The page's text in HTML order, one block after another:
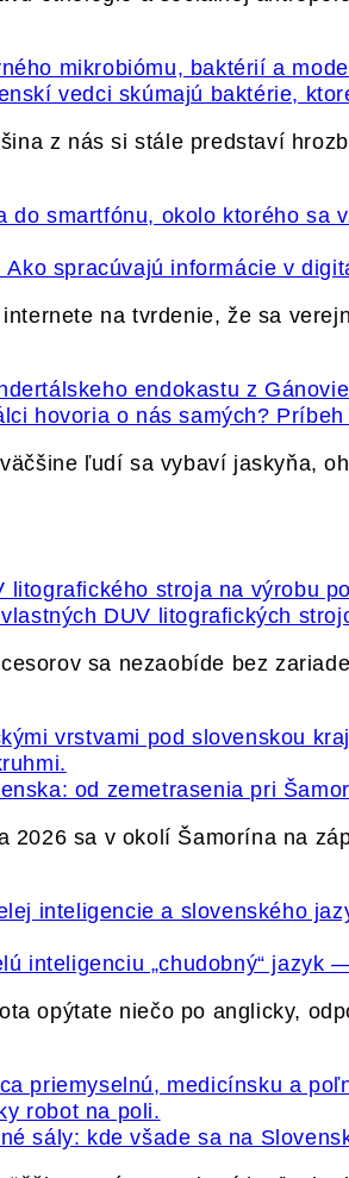
vedci skúmajú baktérie,
z nás si stále predstaví
spracúvajú informácie v
na tvrdenie, že sa
hovoria o nás samých?
ľudí sa vybaví jaskyňa,
DUV litografických
sa nezaobíde bez
od zemetrasenia pri
2026 sa v okolí Šamorína na
inteligenciu „chudobný“ jazyk
opýtate niečo po anglicky,
sály: kde všade sa na